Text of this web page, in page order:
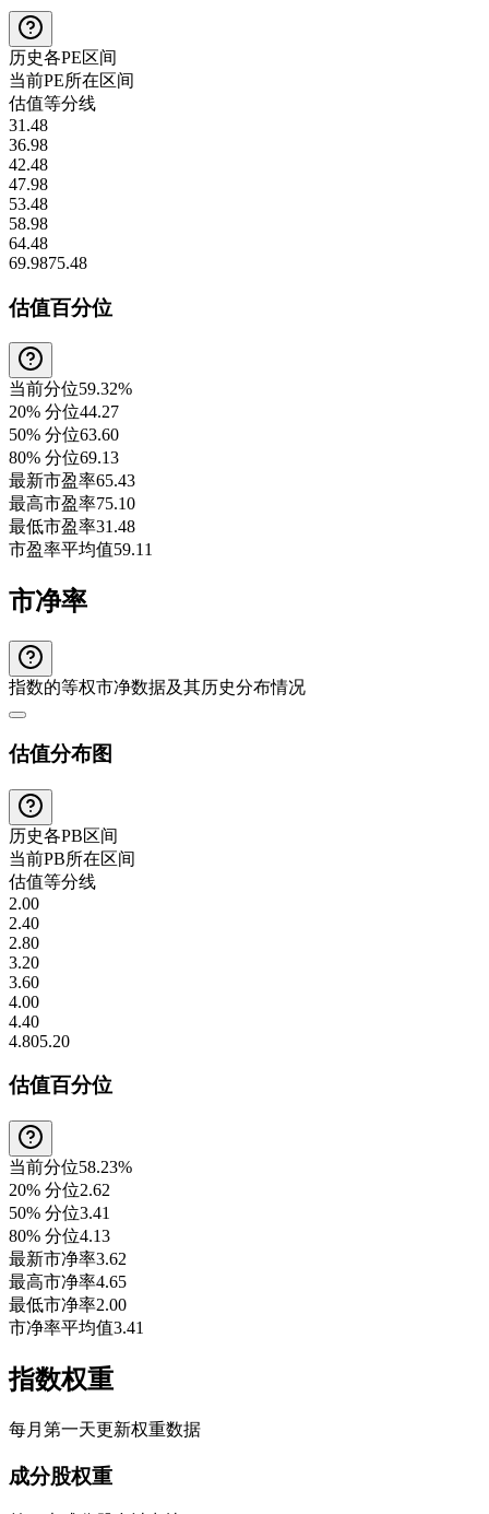
历史各PE区间
当前PE所在区间
估值等分线
31.48
36.98
42.48
47.98
53.48
58.98
64.48
69.9875.48
估值百分位
当前分位59.32%
20% 分位44.27
50% 分位63.60
80% 分位69.13
最新市盈率65.43
最高市盈率75.10
最低市盈率31.48
市盈率平均值59.11
市净率
指数的等权市净数据及其历史分布情况
估值分布图
历史各PB区间
当前PB所在区间
估值等分线
2.00
2.40
2.80
3.20
3.60
4.00
4.40
4.805.20
估值百分位
当前分位58.23%
20% 分位2.62
50% 分位3.41
80% 分位4.13
最新市净率3.62
最高市净率4.65
最低市净率2.00
市净率平均值3.41
指数权重
每月第一天更新权重数据
成分股权重